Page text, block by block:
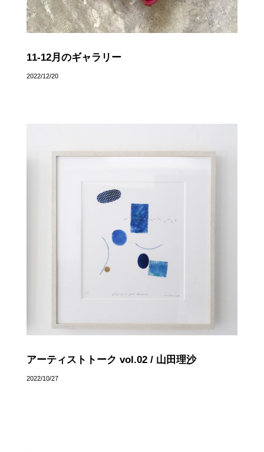
11-12月のギャラリー
2022/12/20
アーティストトーク vol.02 / 山田理沙
2022/10/27